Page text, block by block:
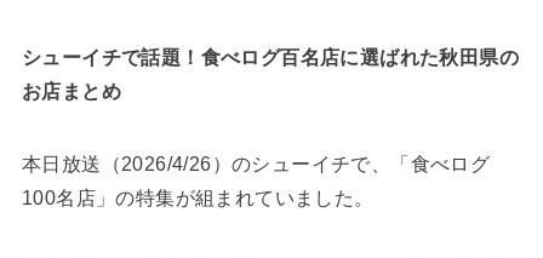
シューイチで話題！食べログ百名店に選ばれた秋田県の
お店まとめ
本日放送（2026/4/26）のシューイチで、「食べログ
100名店」の特集が組まれていました。